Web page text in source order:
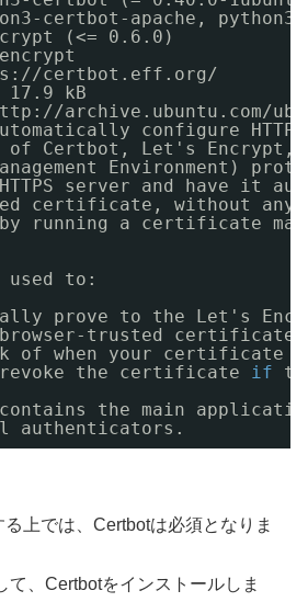
certbot-apache,
(<= 0.6.0)
//certbot .eff.org/
17.9 kB
//archive .ubuntu.com/
configure
Certbot, Let's Encrypt,
Environment)
server and have it
certificate, without any
running a certificate
to:
prove to the Let's
trusted certificate
of when your certificate
the certificate
if
contains the main
authenticators.
る上では、Certbotは必須となりま
て、Certbotをインストールしま